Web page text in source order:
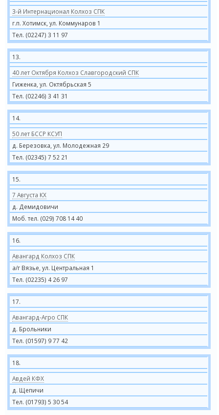
3-й Интернационал Колхоз СПК
г.п. Хотимск, ул. Коммунаров 1
Тел. (02247) 3 11 97
13.
40 лет Октября Колхоз Славгородский СПК
Гиженка, ул. Октябрьская 5
Тел. (02246) 3 41 31
14.
50 лет БССР КСУП
д. Березовка, ул. Молодежная 29
Тел. (02345) 7 52 21
15.
7 Августа КХ
д. Демидовичи
Моб. тел. (029) 708 14 40
16.
Авангард Колхоз СПК
а/г Вязье, ул. Центральная 1
Тел. (02235) 4 26 97
17.
Авангард-Агро СПК
д. Брольники
Тел. (01597) 9 77 42
18.
Авдей КФХ
д. Щепичи
Тел. (01793) 5 30 54